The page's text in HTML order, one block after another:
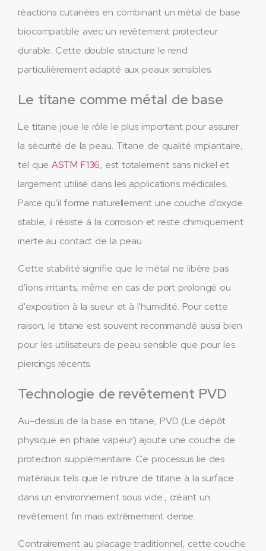
réactions cutanées en combinant un métal de base
biocompatible avec un revêtement protecteur
durable. Cette double structure le rend
particulièrement adapté aux peaux sensibles.
Le titane comme métal de base
Le titane joue le rôle le plus important pour assurer
la sécurité de la peau. Titane de qualité implantaire,
tel queASTM F136, est totalement sans nickel et
largement utilisé dans les applications médicales.
Parce qu'il forme naturellement une couche d'oxyde
stable, il résiste à la corrosion et reste chimiquement
inerte au contact de la peau.
Cette stabilité signifie que le métal ne libère pas
d'ions irritants, même en cas de port prolongé ou
d'exposition à la sueur et à l'humidité. Pour cette
raison, le titane est souvent recommandé aussi bien
pour les utilisateurs de peau sensible que pour les
piercings récents.
Technologie de revêtement PVD
Au-dessus de la base en titane, PVD (Le dépôt
physique en phase vapeur) ajoute une couche de
protection supplémentaire. Ce processus lie des
matériaux tels que le nitrure de titane à la surface
dans un environnement sous vide., créant un
revêtement fin mais extrêmement dense.
Contrairement au placage traditionnel, cette couche